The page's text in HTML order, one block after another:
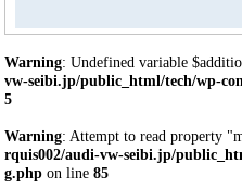
Warning: Undefined variable
vw-seibi.jp/public_html/tech/wp-
5
Warning: Attempt to read property
rquis002/audi-vw-seibi.jp/
g.php on line85